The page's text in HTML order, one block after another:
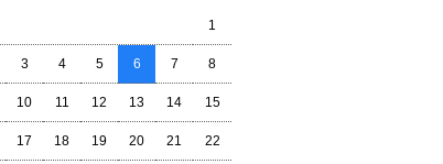
1
3 4 5 6 7 8
10 11 12 13 14 15
17 18 19 20 21 22